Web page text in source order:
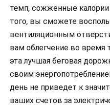
темп, сожженные калории
того, вы сможете
вентиляционным
вам облегчение во время
эта лучшая беговая
своим
день не приведет к
ваших счетов за